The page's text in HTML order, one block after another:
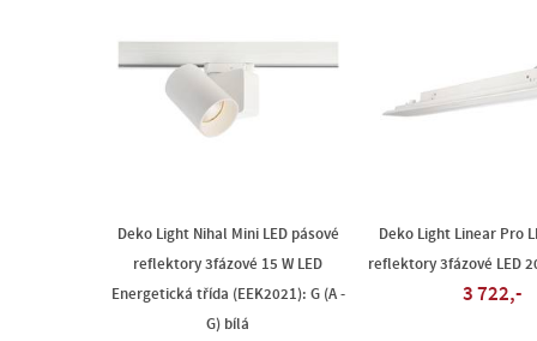
Deko Light Nihal Mini LED pásové
reflektory 3fázové 15 W LED
Energetická třída (EEK2021): G (A -
G) bílá
Deko Light Linear Pro
reflektory 3fázové LED
3 722,-